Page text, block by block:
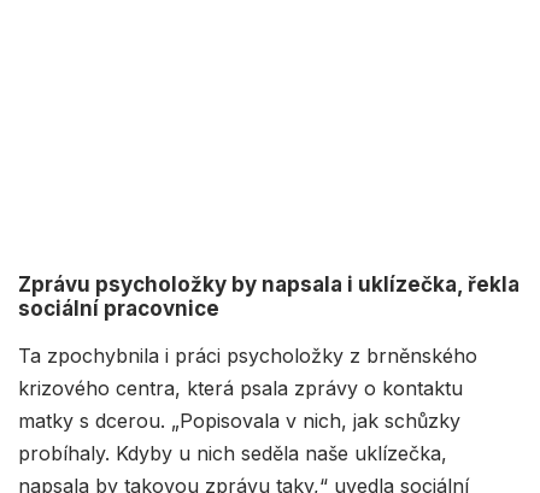
Zprávu psycholožky by napsala i uklízečka, řekla
sociální pracovnice
Ta zpochybnila i práci psycholožky z brněnského
krizového centra, která psala zprávy o kontaktu
matky s dcerou. „Popisovala v nich, jak schůzky
probíhaly. Kdyby u nich seděla naše uklízečka,
napsala by takovou zprávu taky,“ uvedla sociální